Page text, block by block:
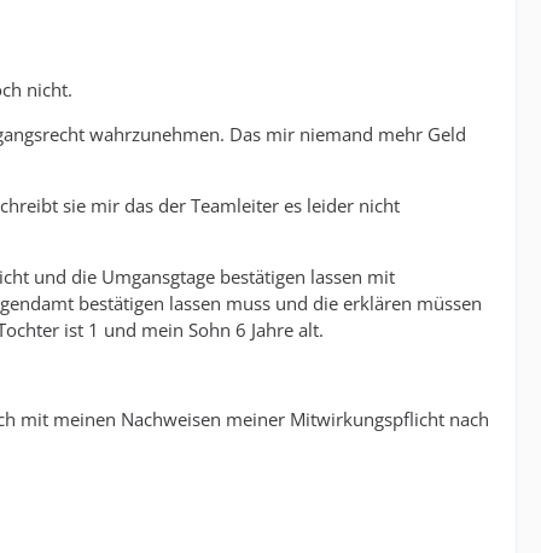
nicht.
wahrzunehmen. Das mir niemand mehr Geld
sie mir das der Teamleiter es leider nicht
und die Umgansgtage bestätigen lassen mit
bestätigen lassen muss und die erklären müssen
ist 1 und mein Sohn 6 Jahre alt.
mit meinen Nachweisen meiner Mitwirkungspflicht nach